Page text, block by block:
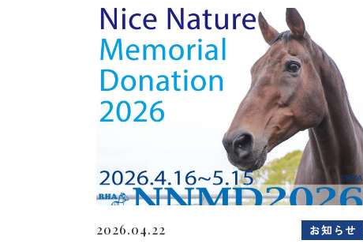
2026.04.22 お知らせ